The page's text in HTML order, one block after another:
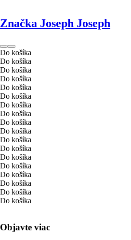
Značka Joseph Joseph
Do košíka
Do košíka
Do košíka
Do košíka
Do košíka
Do košíka
Do košíka
Do košíka
Do košíka
Do košíka
Do košíka
Do košíka
Do košíka
Do košíka
Do košíka
Do košíka
Do košíka
Do košíka
Objavte viac